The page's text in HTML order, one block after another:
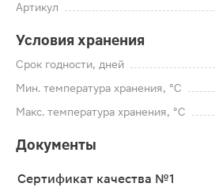
Артикул
Условия хранения
Срок годности, дней
Мин. температура хранения, °C
Макс. температура хранения, °C
Документы
Сертификат качества №1